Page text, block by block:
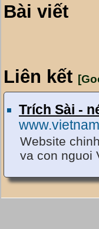
Bài viết
Liên kết
Trích Sài -
Website
va con nguoi